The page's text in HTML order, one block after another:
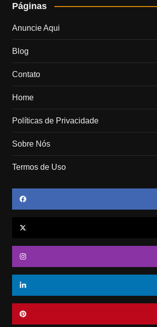
Páginas
Anuncie Aqui
Blog
Contato
Home
Políticas de Privacidade
Sobre Nós
Termos de Uso